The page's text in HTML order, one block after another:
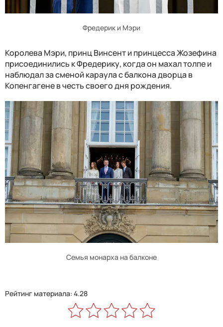
Фредерик и Мэри
Королева Мэри, принц Винсент и принцесса Жозефина
присоединились к Фредерику, когда он махал толпе и
наблюдал за сменой караула с балкона дворца в
Копенгагене в честь своего дня рождения.
Семья монарха на балконе
Рейтинг материала: 4.28